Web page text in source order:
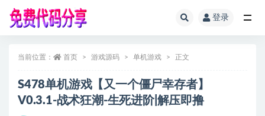
登录
当前位置： 首页 游戏源码 单机游戏 正文
S478单机游戏【又一个僵尸幸存者】
V0.3.1-战术狂潮-生死进阶|解压即撸